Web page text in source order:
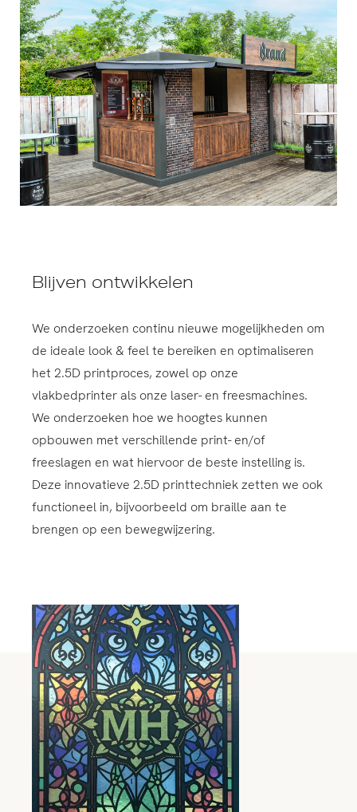
Blijven ontwikkelen
We onderzoeken continu nieuwe mogelijkheden om
de ideale look & feel te bereiken en optimaliseren
het 2.5D printproces, zowel op onze
vlakbedprinter als onze laser- en freesmachines.
We onderzoeken hoe we hoogtes kunnen
opbouwen met verschillende print- en/of
freeslagen en wat hiervoor de beste instelling is.
Deze innovatieve 2.5D printtechniek zetten we ook
functioneel in, bijvoorbeeld om braille aan te
brengen op een bewegwijzering.